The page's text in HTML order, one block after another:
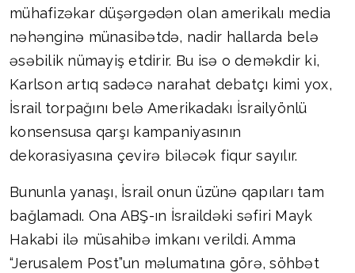
mühafizəkar düşərgədən olan amerikalı media
nəhənginə münasibətdə, nadir hallarda belə
əsəbilik nümayiş etdirir. Bu isə o deməkdir ki,
Karlson artıq sadəcə narahat debatçı kimi yox,
İsrail torpağını belə Amerikadakı İsrailyönlü
konsensusa qarşı kampaniyasının
dekorasiyasına çevirə biləcək fiqur sayılır.
Bununla yanaşı, İsrail onun üzünə qapıları tam
bağlamadı. Ona ABŞ-ın İsraildəki səfiri Mayk
Hakabi ilə müsahibə imkanı verildi. Amma
“Jerusalem Post”un məlumatına görə, söhbət